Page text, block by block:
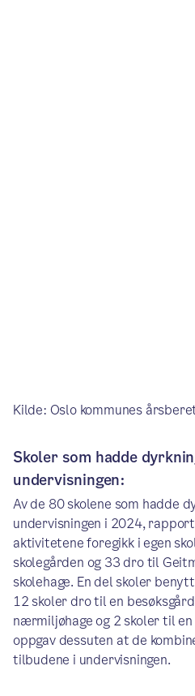
Kilde: Oslo kommunes
Skoler som hadde
undervisningen:
Av de 80 skolene som hadde
undervisningen i 2024,
aktivitetene foregikk i egen
skolegården og 33 dro til
skolehage. En del skoler
12 skoler dro til en
nærmiljøhage og 2 skoler til
oppgav dessuten at de
tilbudene i undervisningen.